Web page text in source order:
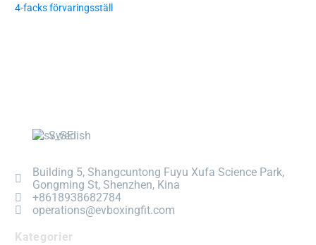
4-facks förvaringsställ
Swedish
Building 5, Shangcuntong Fuyu Xufa Science Park,
Gongming St, Shenzhen, Kina
+8618938682784
operations@evboxingfit.com
Kategorier